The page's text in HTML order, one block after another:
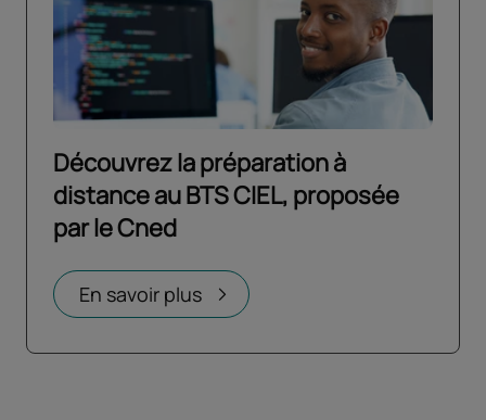
Découvrez la préparation à
distance au BTS CIEL, proposée
par le Cned
En savoir plus
Ouvrir dans un nouvel onglet